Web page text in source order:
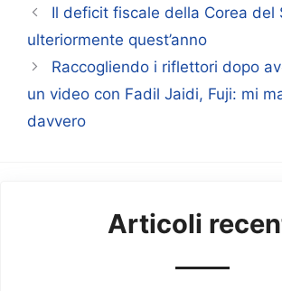
Il deficit fiscale della Corea del
ulteriormente quest’anno
Raccogliendo i riflettori dopo
un video con Fadil Jaidi, Fuji: mi
davvero
Articoli